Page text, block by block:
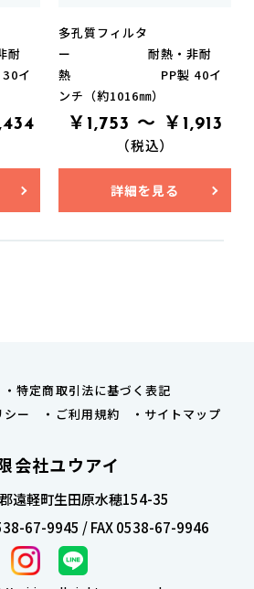
多孔質フィルタ
ー 耐熱・非耐
熱 PP製 40イ
ンチ（約1016㎜）
￥1,753 ～ ￥1,913
（税込）
詳細を見る
特定商取引法に基づく表記
シー
ご利用規約 サイトマップ
会社ユウアイ
遠軽町生田原水穂154-35
67-9945 / FAX 0538-67-9946